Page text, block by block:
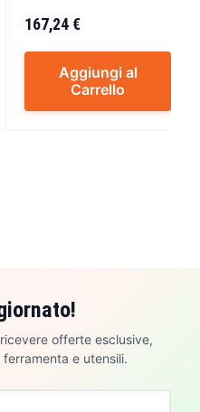
167,24 €
Aggiungi al
Carrello
offerte esclusive,
e utensili.